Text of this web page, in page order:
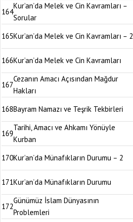
164
Kur’an’da Melek ve Cin Kavramları –
Sorular
165Kur’an’da Melek ve Cin Kavramları – 2
166Kur’an’da Melek ve Cin Kavramları
167
Cezanın Amacı Açısından Mağdur
Hakları
168Bayram Namazı ve Teşrik Tekbirleri
169
Tarihi, Amacı ve Ahkamı Yönüyle
Kurban
170Kur’an’da Münafıkların Durumu – 2
171Kur’an’da Münafıkların Durumu
172
Günümüz İslam Dünyasının
Problemleri